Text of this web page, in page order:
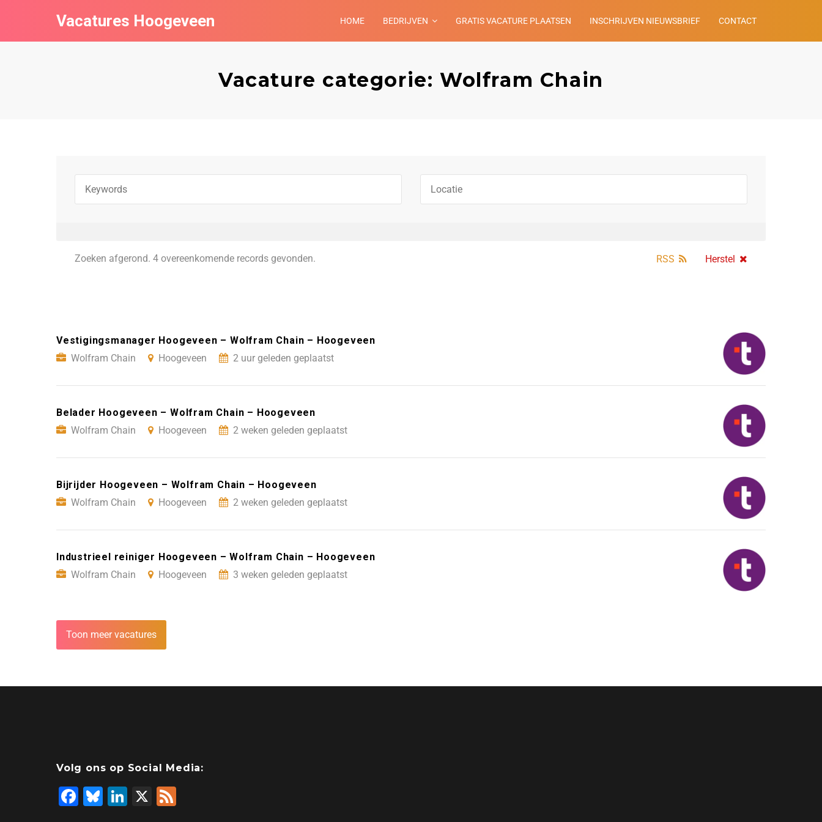
Vacatures Hoogeveen HOME BEDRIJVEN GRATIS VACATURE PLAATSEN INSCHRIJVEN NIEUWSBRIEF CONTACT
Vacature categorie: Wolfram Chain
Zoeken afgerond. 4 overeenkomende records gevonden. Herstel
RSS
Vestigingsmanager Hoogeveen – Wolfram Chain – Hoogeveen
Wolfram Chain
Hoogeveen 2 uur geleden geplaatst
Belader Hoogeveen – Wolfram Chain – Hoogeveen
Wolfram Chain
Hoogeveen 2 weken geleden geplaatst
Bijrijder Hoogeveen – Wolfram Chain – Hoogeveen
Wolfram Chain
Hoogeveen 2 weken geleden geplaatst
Industrieel reiniger Hoogeveen – Wolfram Chain – Hoogeveen
Wolfram Chain
Hoogeveen 3 weken geleden geplaatst
Toon meer vacatures
Volg ons op Social Media:
F
Bl
Li
X